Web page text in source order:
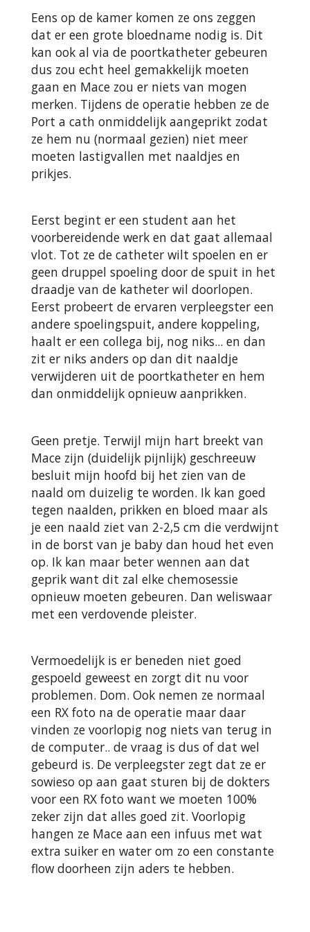
Eens op de kamer komen ze ons zeggen
dat er een grote bloedname nodig is. Dit
kan ook al via de poortkatheter gebeuren
dus zou echt heel gemakkelijk moeten
gaan en Mace zou er niets van mogen
merken. Tijdens de operatie hebben ze de
Port a cath onmiddelijk aangeprikt zodat
ze hem nu (normaal gezien) niet meer
moeten lastigvallen met naaldjes en
prikjes.
Eerst begint er een student aan het
voorbereidende werk en dat gaat allemaal
vlot. Tot ze de catheter wilt spoelen en er
geen druppel spoeling door de spuit in het
draadje van de katheter wil doorlopen.
Eerst probeert de ervaren verpleegster een
andere spoelingspuit, andere koppeling,
haalt er een collega bij, nog niks... en dan
zit er niks anders op dan dit naaldje
verwijderen uit de poortkatheter en hem
dan onmiddelijk opnieuw aanprikken.
Geen pretje. Terwijl mijn hart breekt van
Mace zijn (duidelijk pijnlijk) geschreeuw
besluit mijn hoofd bij het zien van de
naald om duizelig te worden. Ik kan goed
tegen naalden, prikken en bloed maar als
je een naald ziet van 2-2,5 cm die verdwijnt
in de borst van je baby dan houd het even
op. Ik kan maar beter wennen aan dat
geprik want dit zal elke chemosessie
opnieuw moeten gebeuren. Dan weliswaar
met een verdovende pleister.
Vermoedelijk is er beneden niet goed
gespoeld geweest en zorgt dit nu voor
problemen. Dom. Ook nemen ze normaal
een RX foto na de operatie maar daar
vinden ze voorlopig nog niets van terug in
de computer.. de vraag is dus of dat wel
gebeurd is. De verpleegster zegt dat ze er
sowieso op aan gaat sturen bij de dokters
voor een RX foto want we moeten 100%
zeker zijn dat alles goed zit. Voorlopig
hangen ze Mace aan een infuus met wat
extra suiker en water om zo een constante
flow doorheen zijn aders te hebben.